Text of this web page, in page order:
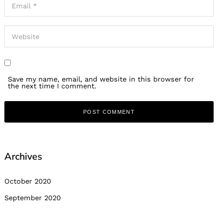
Save my name, email, and website in this browser for
the next time I comment.
Archives
October 2020
September 2020